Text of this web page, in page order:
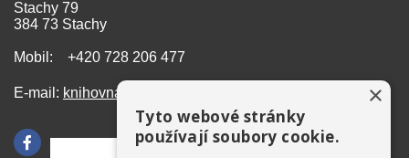
Stachy 79
384 73 Stachy
Mobil: +420 728 206 477
E-mail: knihovna@stachy.net ×
Tyto webové stránky
používají soubory cookie.